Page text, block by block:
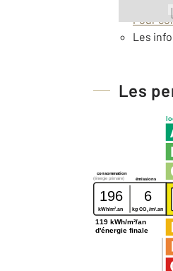
Pour
Les
Les
consommation
émissions
(énergie primaire)
196 6
kWh/m2 .an kg CO2 /m2 .an
119 kWh/m²/an
d'énergie finale